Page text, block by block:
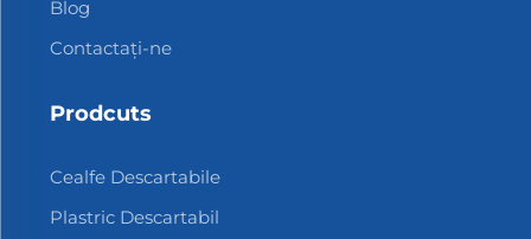
Blog
Contactați-ne
Prodcuts
Cealfe Descartabile
Plastric Descartabil